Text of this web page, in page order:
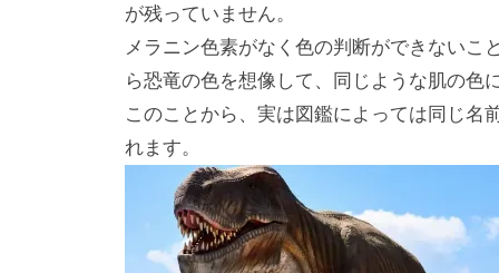
が残っていません。
メラニン色素がなく色の判断ができないこ
ら恐竜の色を想像して、同じような肌の色
このことから、実は図鑑によっては同じ名
れます。